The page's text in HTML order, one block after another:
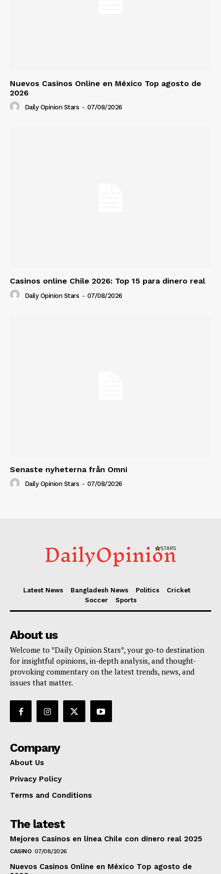
Nuevos Casinos Online en México Top agosto de
2026
Daily Opinion Stars - 07/08/2026
Casinos online Chile 2026: Top 15 para dinero real
Daily Opinion Stars - 07/08/2026
Senaste nyheterna från Omni
Daily Opinion Stars - 07/08/2026
Latest News Bangladesh News Politics
Cricket
Soccer
Sports
About us
Welcome to *Daily Opinion Stars*, your go-to destination
for insightful opinions, in-depth analysis, and thought-
provoking commentary on the latest trends, news, and
issues that matter.
Company
About Us
Privacy Policy
Terms and Conditions
The latest
Mejores Casinos en línea Chile con dinero real 2025
CASINO 07/08/2026
Nuevos Casinos Online en México Top agosto de